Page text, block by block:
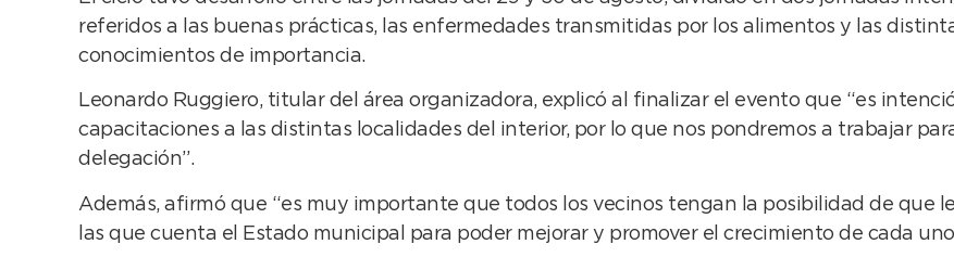
referidos a las buenas prácticas, las enfermedades transmitidas por los alimentos y las
conocimientos de importancia.
Leonardo Ruggiero, titular del área organizadora, explicó al finalizar el evento que “es
capacitaciones a las distintas localidades del interior, por lo que nos pondremos a trabajar
delegación”.
Además, afirmó que “es muy importante que todos los vecinos tengan la posibilidad de que
las que cuenta el Estado municipal para poder mejorar y promover el crecimiento de cada